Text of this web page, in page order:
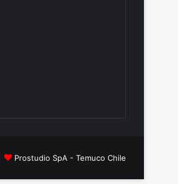
Prostudio SpA - Temuco Chile